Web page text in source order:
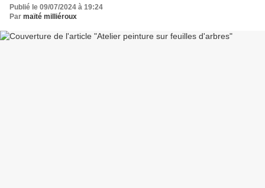
Publié le 09/07/2024 à 19:24
Par maïté milliéroux